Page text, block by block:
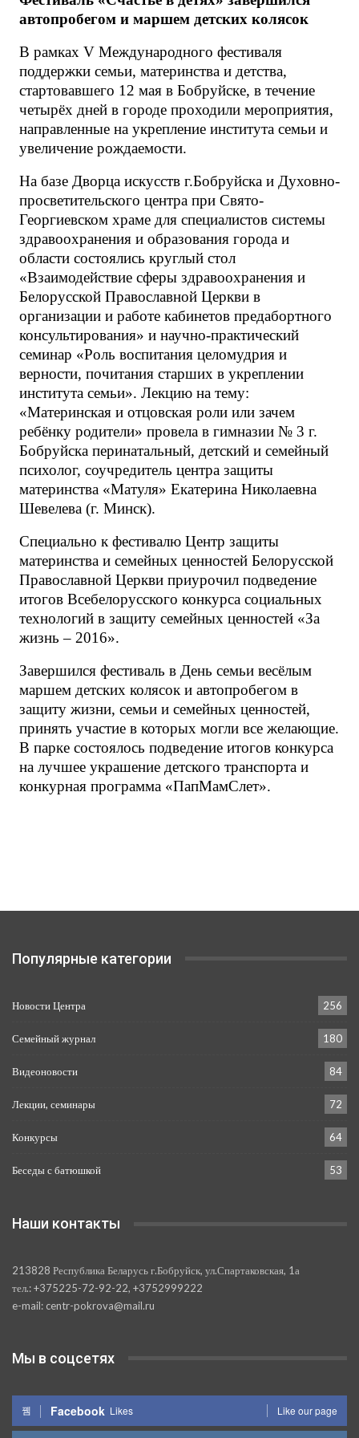
автопробегом и маршем детских колясок
В рамках V Международного фестиваля
поддержки семьи, материнства и детства,
стартовавшего 12 мая в Бобруйске, в течение
четырёх дней в городе проходили мероприятия,
направленные на укрепление института семьи и
увеличение рождаемости.
На базе Дворца искусств г.Бобруйска и Духовно-
просветительского центра при Свято-
Георгиевском храме для специалистов системы
здравоохранения и образования города и
области состоялись круглый стол
«Взаимодействие сферы здравоохранения и
Белорусской Православной Церкви в
организации и работе кабинетов предабортного
консультирования» и научно-практический
семинар «Роль воспитания целомудрия и
верности, почитания старших в укреплении
института семьи». Лекцию на тему:
«Материнская и отцовская роли или зачем
ребёнку родители» провела в гимназии № 3 г.
Бобруйска перинатальный, детский и семейный
психолог, соучредитель центра защиты
материнства «Матуля» Екатерина Николаевна
Шевелева (г. Минск).
Специально к фестивалю Центр защиты
материнства и семейных ценностей Белорусской
Православной Церкви приурочил подведение
итогов Всебелорусского конкурса социальных
технологий в защиту семейных ценностей «За
жизнь – 2016».
Завершился фестиваль в День семьи весёлым
маршем детских колясок и автопробегом в
защиту жизни, семьи и семейных ценностей,
принять участие в которых могли все желающие.
В парке состоялось подведение итогов конкурса
на лучшее украшение детского транспорта и
конкурная программа «ПапМамСлет».
Популярные категории
Новости Центра 256
Семейный журнал 180
Видеоновости 84
Лекции, семинары 72
Конкурсы 64
Беседы с батюшкой 53
Наши контакты
213828 Республика Беларусь г.Бобруйск, ул.Спартаковская, 1а
тел.: +375225-72-92-22, +3752999222
e-mail: centr-pokrova@mail.ru
Мы в соцсетях
Facebook Likes Like our page